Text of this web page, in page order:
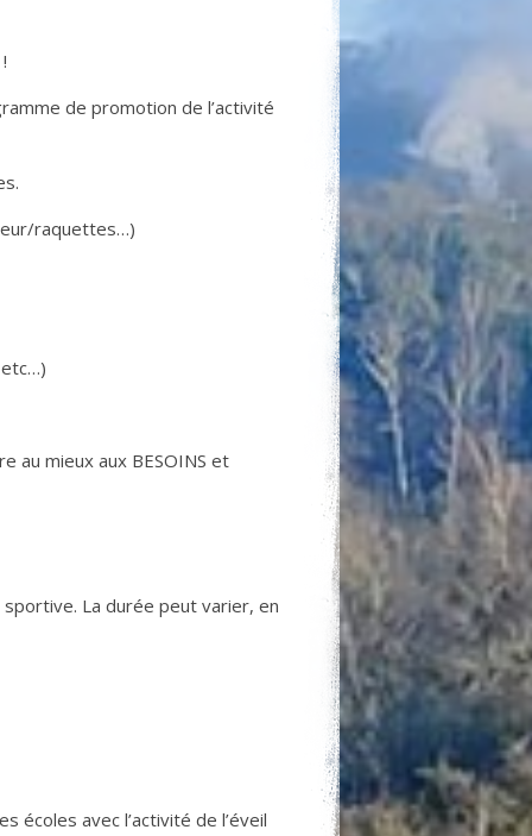
de promotion de l’activité
raquettes…)
etc…)
au mieux aux BESOINS et
La durée peut varier, en
écoles avec l’activité de l’éveil